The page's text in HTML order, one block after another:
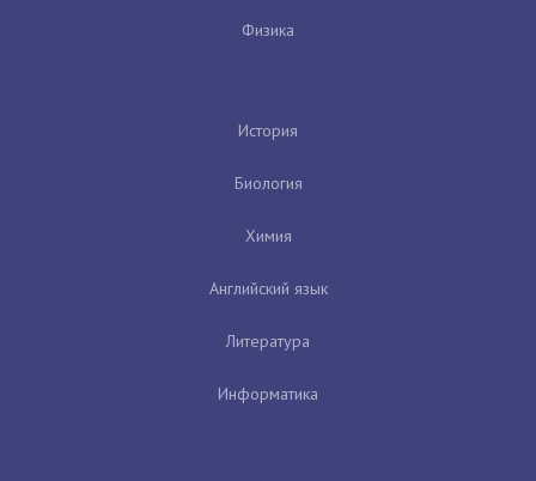
Физика
История
Биология
Химия
Английский язык
Литература
Информатика